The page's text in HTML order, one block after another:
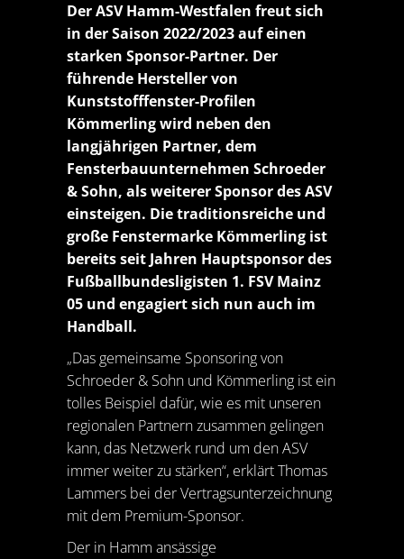
Der ASV Hamm-Westfalen freut sich
in der Saison 2022/2023 auf einen
starken Sponsor-Partner. Der
führende Hersteller von
Kunststofffenster-Profilen
Kömmerling wird neben den
langjährigen Partner, dem
Fensterbauunternehmen Schroeder
& Sohn, als weiterer Sponsor des ASV
einsteigen. Die traditionsreiche und
große Fenstermarke Kömmerling ist
bereits seit Jahren Hauptsponsor des
Fußballbundesligisten 1. FSV Mainz
05 und engagiert sich nun auch im
Handball.
„Das gemeinsame Sponsoring von
Schroeder & Sohn und Kömmerling ist ein
tolles Beispiel dafür, wie es mit unseren
regionalen Partnern zusammen gelingen
kann, das Netzwerk rund um den ASV
immer weiter zu stärken“, erklärt Thomas
Lammers bei der Vertragsunterzeichnung
mit dem Premium-Sponsor.
Der in Hamm ansässige